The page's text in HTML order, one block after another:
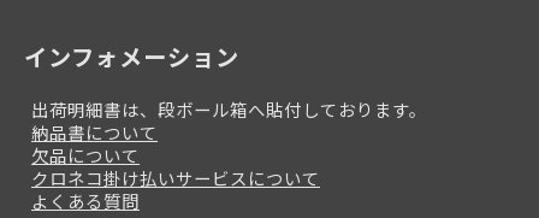
インフォメーション
出荷明細書は、段ボール箱へ貼付しております。
納品書について
欠品について
クロネコ掛け払いサービスについて
よくある質問